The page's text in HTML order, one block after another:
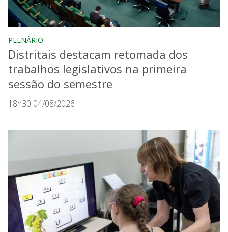
PLENÁRIO
Distritais destacam retomada dos
trabalhos legislativos na primeira
sessão do semestre
18h30 04/08/2026